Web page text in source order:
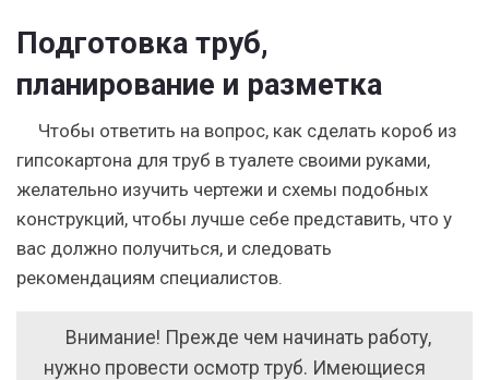
Подготовка труб,
планирование и разметка
Чтобы ответить на вопрос, как сделать короб из
гипсокартона для труб в туалете своими руками,
желательно изучить чертежи и схемы подобных
конструкций, чтобы лучше себе представить, что у
вас должно получиться, и следовать
рекомендациям специалистов.
Внимание! Прежде чем начинать работу,
нужно провести осмотр труб. Имеющиеся